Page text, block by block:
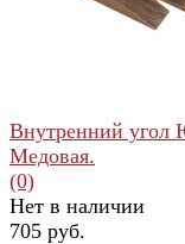
Внутренний угол
Медовая.
(0)
Нет в наличии
705 руб.